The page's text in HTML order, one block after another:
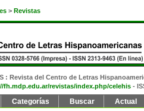
> Revistas
: Revista del Centro de Letras
fh.mdp.edu.ar/revistas/index.php/celehis -
Categorías Buscar Actual